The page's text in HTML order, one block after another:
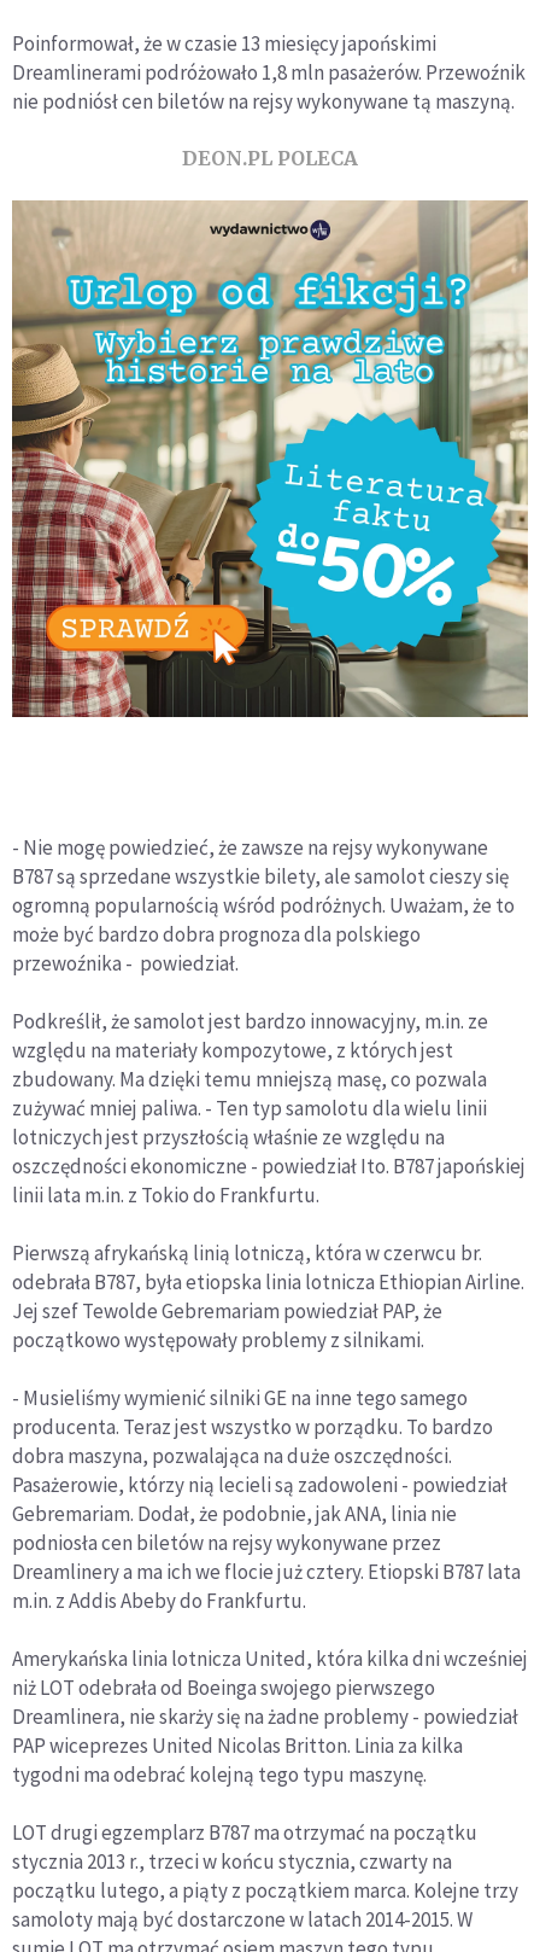
Poinformował, że w czasie 13 miesięcy japońskimi
Dreamlinerami podróżowało 1,8 mln pasażerów. Przewoźnik
nie podniósł cen biletów na rejsy wykonywane tą maszyną.
DEON.PL POLECA
- Nie mogę powiedzieć, że zawsze na rejsy wykonywane
B787 są sprzedane wszystkie bilety, ale samolot cieszy się
ogromną popularnością wśród podróżnych. Uważam, że to
może być bardzo dobra prognoza dla polskiego
przewoźnika - powiedział.
Podkreślił, że samolot jest bardzo innowacyjny, m.in. ze
względu na materiały kompozytowe, z których jest
zbudowany. Ma dzięki temu mniejszą masę, co pozwala
zużywać mniej paliwa. - Ten typ samolotu dla wielu linii
lotniczych jest przyszłością właśnie ze względu na
oszczędności ekonomiczne - powiedział Ito. B787 japońskiej
linii lata m.in. z Tokio do Frankfurtu.
Pierwszą afrykańską linią lotniczą, która w czerwcu br.
odebrała B787, była etiopska linia lotnicza Ethiopian Airline.
Jej szef Tewolde Gebremariam powiedział PAP, że
początkowo występowały problemy z silnikami.
- Musieliśmy wymienić silniki GE na inne tego samego
producenta. Teraz jest wszystko w porządku. To bardzo
dobra maszyna, pozwalająca na duże oszczędności.
Pasażerowie, którzy nią lecieli są zadowoleni - powiedział
Gebremariam. Dodał, że podobnie, jak ANA, linia nie
podniosła cen biletów na rejsy wykonywane przez
Dreamlinery a ma ich we flocie już cztery. Etiopski B787 lata
m.in. z Addis Abeby do Frankfurtu.
Amerykańska linia lotnicza United, która kilka dni wcześniej
niż LOT odebrała od Boeinga swojego pierwszego
Dreamlinera, nie skarży się na żadne problemy - powiedział
PAP wiceprezes United Nicolas Britton. Linia za kilka
tygodni ma odebrać kolejną tego typu maszynę.
LOT drugi egzemplarz B787 ma otrzymać na początku
stycznia 2013 r., trzeci w końcu stycznia, czwarty na
początku lutego, a piąty z początkiem marca. Kolejne trzy
samoloty mają być dostarczone w latach 2014-2015. W